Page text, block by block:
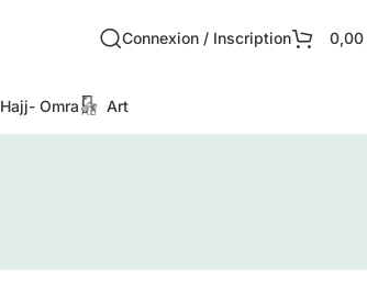
Connexion / Inscription 0,00
Hajj- Omra Art